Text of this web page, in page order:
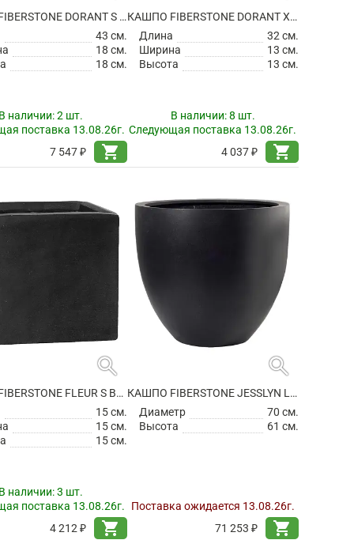
КАШПО FIBERSTONE DORANT S MATT BLACK
43 см.
18 см.
18 см.
наличии:2 шт.
поставка 13.08.26г.
7 547 ₽
shopping_cart
КАШПО FIBERSTONE DORANT XS MATT BLACK
Длина
32 см.
Ширина
13 см.
Высота
13 см.
В наличии:8 шт.
Следующая поставка 13.08.26г.
4 037 ₽
shopping_cart
search
КАШПО FIBERSTONE FLEUR S BLACK
15 см.
15 см.
15 см.
наличии:3 шт.
поставка 13.08.26г.
4 212 ₽
shopping_cart
search
КАШПО FIBERSTONE JESSLYN L BLACK
Диаметр
70 см.
Высота
61 см.
Поставка ожидается 13.08.26г.
71 253 ₽
shopping_cart